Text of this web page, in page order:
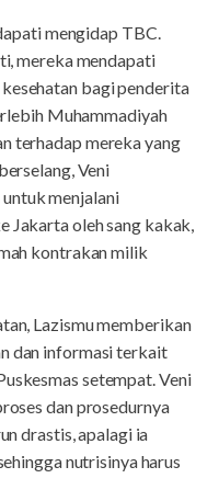
mengidap TBC.
mereka mendapati
bagi penderita
Muhammadiyah
terhadap mereka yang
Veni
menjalani
Jakarta oleh sang kakak,
kontrakan milik
Lazismu memberikan
dan informasi terkait
setempat. Veni
dan prosedurnya
drastis, apalagi ia
nutrisinya harus